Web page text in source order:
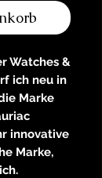
Watches &
ich neu in
Marke
innovative
Marke,